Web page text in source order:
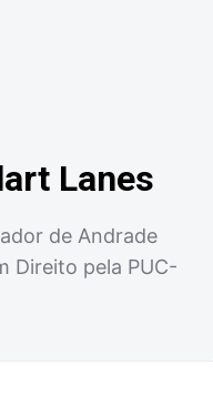
Lanes
de Andrade
Direito pela PUC-